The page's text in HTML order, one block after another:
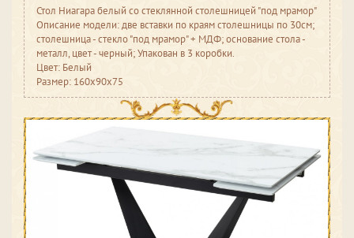
Стол Ниагара белый со стеклянной столешницей "под мрамор"
Описание модели: две вставки по краям столешницы по 30см;
столешница - стекло "под мрамор" + МДФ; основание стола -
металл, цвет - черный; Упакован в 3 коробки.
Цвет: Белый
Размер: 160x90x75